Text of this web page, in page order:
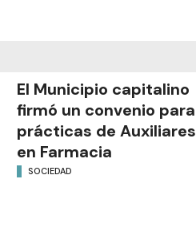
El Municipio capitalino
firmó un convenio para
prácticas de Auxiliares
en Farmacia
SOCIEDAD